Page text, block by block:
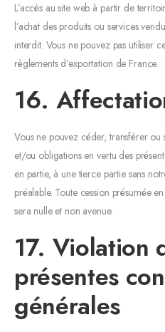
L’accès au site web à partir de
l’achat des produits ou services
interdit. Vous ne pouvez pas utiliser
règlements d’exportation de France.
16.
Vous ne pouvez céder, transférer
et/ou obligations en vertu des
en partie, à une tierce partie sans
préalable. Toute cession présumée
sera nulle et non avenue.
17. Violation
présentes
générales